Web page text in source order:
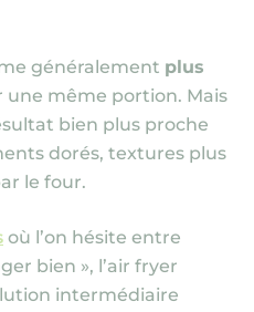
généralement plus
une même portion. Mais
bien plus proche
dorés, textures plus
le four.
où l’on hésite entre
bien », l’air fryer
intermédiaire